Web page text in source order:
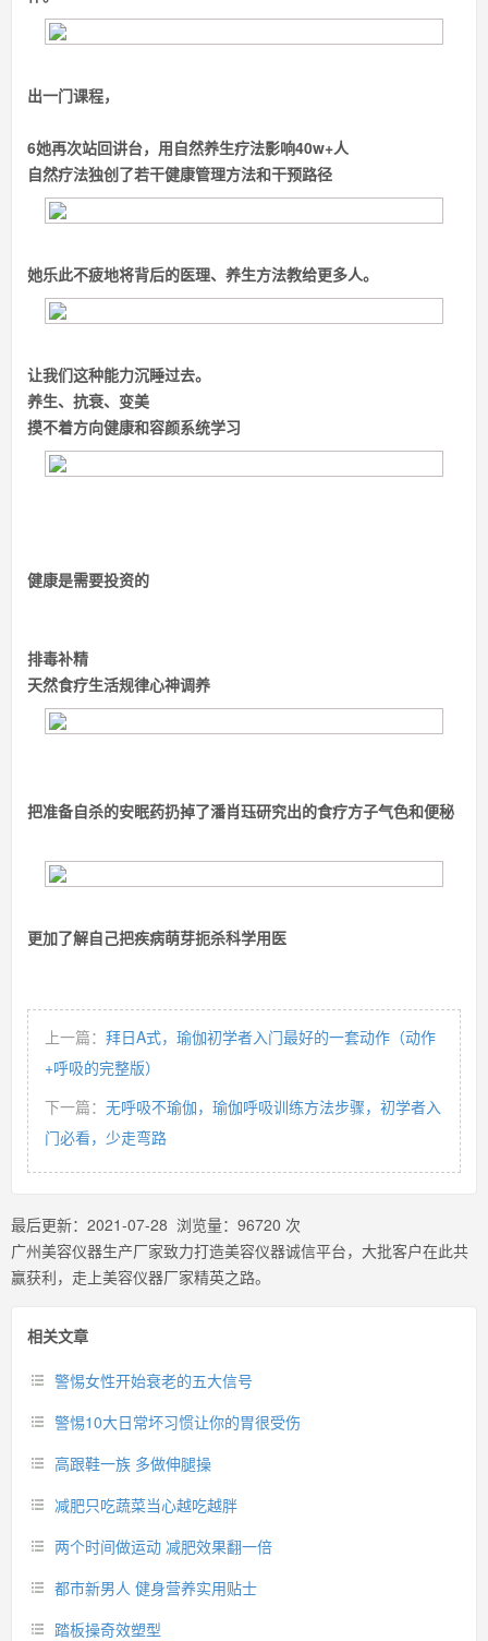
出一门课程，
6她再次站回讲台， 用自然养生疗法影响40w+人
自然疗法独创了若干健康管理方法和干预路径
她乐此不疲地将背后的医理、养生方法教给更多人。
让我们这种能力沉睡过去。
养生、抗衰、变美
摸不着方向健康和容颜系统学习
健康是需要投资的
排毒补精
天然食疗生活规律心神调养
把准备自杀的安眠药扔掉了潘肖珏研究出的食疗方子气色和便秘
更加了解自己把疾病萌芽扼杀科学用医
上一篇： 拜日A式，瑜伽初学者入门最好的一套动作（动作
+呼吸的完整版）
下一篇： 无呼吸不瑜伽，瑜伽呼吸训练方法步骤，初学者入
门必看，少走弯路
最后更新： 2021-07-28 浏览量： 96720 次
广州美容仪器生产厂家致力打造美容仪器诚信平台，大批客户在此共
赢获利，走上美容仪器厂家精英之路。
相关文章
警惕女性开始衰老的五大信号
警惕10大日常坏习惯让你的胃很受伤
高跟鞋一族 多做伸腿操
减肥只吃蔬菜当心越吃越胖
两个时间做运动 减肥效果翻一倍
都市新男人 健身营养实用贴士
踏板操奇效塑型